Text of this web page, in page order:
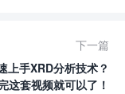
下一篇
上手XRD分析技术？
这套视频就可以了！